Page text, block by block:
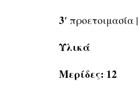
3′ προετοιμασία |
Υλικά
Μερίδες: 12